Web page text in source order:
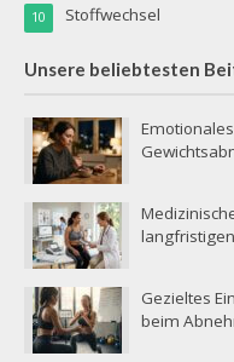
Stoffwechsel
10
Unsere beliebtesten
Gezieltes
beim